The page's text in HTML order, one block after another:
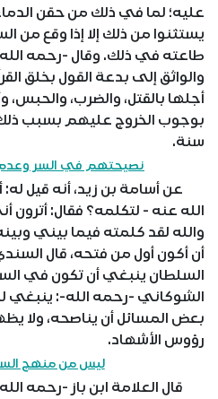
عليه؛ لما في ذلك من حقن
يستثنوا من ذلك إلا إذا وقع من
طاعته في ذلك. وقال -رحمه
والواثق إلى بدعة القول بخلق
أجلها بالقتل، والضرب، والحبس،
بوجوب الخروج عليهم بسبب
سنة.
نصيحتهم في السر
عن أسامة بن زيد، أنه قيل
الله عنه - لتكلمه؟ فقال: أترون
والله لقد كلمته فيما بيني
أن أكون أول من فتحه، قال
السلطان ينبغي أن تكون في
الشوكاني -رحمه الله-: ينبغي
بعض المسائل أن يناصحه، ولا
رؤوس الأشهاد.
ليس من منهج
قال العلامة ابن باز -رحمه